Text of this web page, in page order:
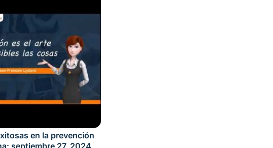
en la prevención
septiembre 27, 2024